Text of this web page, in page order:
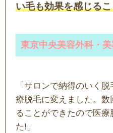
い毛も効果を感じる
東京中央美容外科・
「サロンで納得のいく
療脱毛に変えました。
ることができたので医
た!」